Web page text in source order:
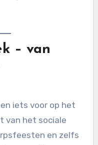
– van
iets voor op het
van het sociale
en zelfs